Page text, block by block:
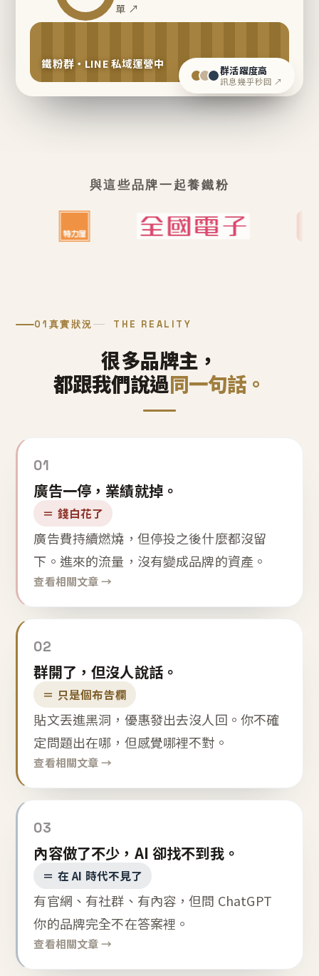
單 ↗
鐵粉群・LINE 私域運營中 群活躍度高
訊息幾乎秒回 ↗
與這些品牌一起養鐵粉
01 真實狀況 THE REALITY
很多品牌主，
都跟我們說過同一句話。
01
廣告一停，業績就掉。
＝ 錢白花了
廣告費持續燃燒，但停投之後什麼都沒留
下。進來的流量，沒有變成品牌的資產。
查看相關文章 →
02
群開了，但沒人說話。
＝ 只是個布告欄
貼文丟進黑洞，優惠發出去沒人回。你不確
定問題出在哪，但感覺哪裡不對。
查看相關文章 →
03
內容做了不少，AI 卻找不到我。
＝ 在 AI 時代不見了
有官網、有社群、有內容，但問 ChatGPT
你的品牌完全不在答案裡。
查看相關文章 →